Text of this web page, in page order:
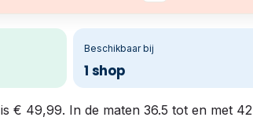
Beschikbaar bij
1 shop
€ 49,99. In de maten 36.5 tot en met